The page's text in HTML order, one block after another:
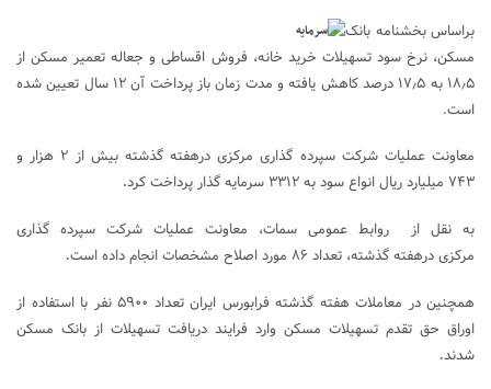
براساس بخشنامه بانک
مسکن، نرخ سود تسهیلات خرید خانه، فروش اقساطی و جعاله تعمیر مسکن از
۱۸٫۵ به ۱۷٫۵ درصد کاهش یافته و مدت زمان باز پرداخت آن ۱۲ سال تعیین شده
است.
معاونت عملیات شرکت سپرده گذاری مرکزی درهفته گذشته بیش از ۲ هزار و
۷۴۳ میلیارد ریال انواع سود به ۳۳۱۲ سرمایه گذار پرداخت کرد
.
به نقل از روابط عمومی سمات، معاونت عملیات شرکت سپرده گذاری
مرکزی درهفته گذشته، تعداد ۸۶ مورد اصلاح مشخصات انجام داده است
.
همچنین در معاملات هفته گذشته فرابورس ایران تعداد ۵۹۰۰ نفر با استفاده از
اوراق حق تقدم تسهیلات مسکن وارد فرایند دریافت تسهیلات از بانک مسکن
شدند.